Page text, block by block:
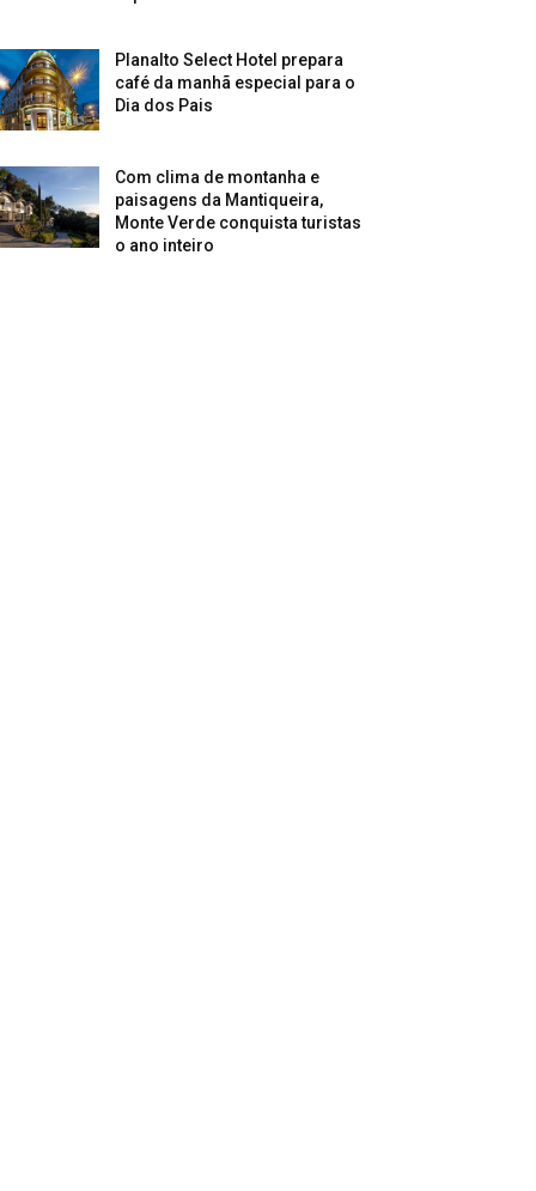
Planalto Select Hotel prepara
café da manhã especial para o
Dia dos Pais
Com clima de montanha e
paisagens da Mantiqueira,
Monte Verde conquista turistas
o ano inteiro